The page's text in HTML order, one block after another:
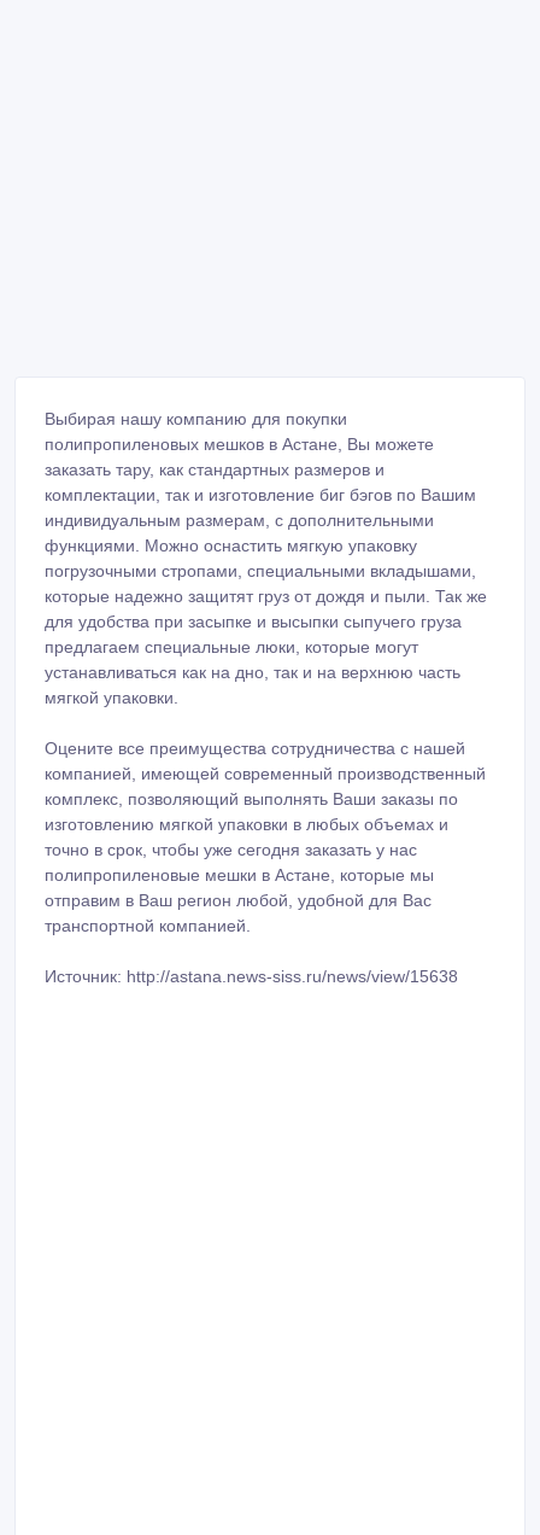
Выбирая нашу компанию для покупки
полипропиленовых мешков в Астане, Вы можете
заказать тару, как стандартных размеров и
комплектации, так и изготовление биг бэгов по Вашим
индивидуальным размерам, с дополнительными
функциями. Можно оснастить мягкую упаковку
погрузочными стропами, специальными вкладышами,
которые надежно защитят груз от дождя и пыли. Так же
для удобства при засыпке и высыпки сыпучего груза
предлагаем специальные люки, которые могут
устанавливаться как на дно, так и на верхнюю часть
мягкой упаковки.
Оцените все преимущества сотрудничества с нашей
компанией, имеющей современный производственный
комплекс, позволяющий выполнять Ваши заказы по
изготовлению мягкой упаковки в любых объемах и
точно в срок, чтобы уже сегодня заказать у нас
полипропиленовые мешки в Астане, которые мы
отправим в Ваш регион любой, удобной для Вас
транспортной компанией.
Источник: http://astana.news-siss.ru/news/view/15638